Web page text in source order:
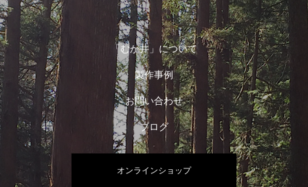
「むか井」について
製作事例
お問い合わせ
ブログ
オンラインショップ